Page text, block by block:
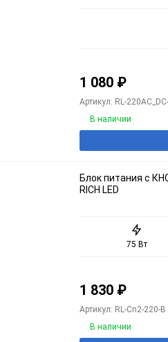
1 080 ₽
Артикул: RL-
В наличии
Блок питания с
RICH LED
75 Вт
1 830 ₽
Артикул: RL-Cn2-220-B
В наличии